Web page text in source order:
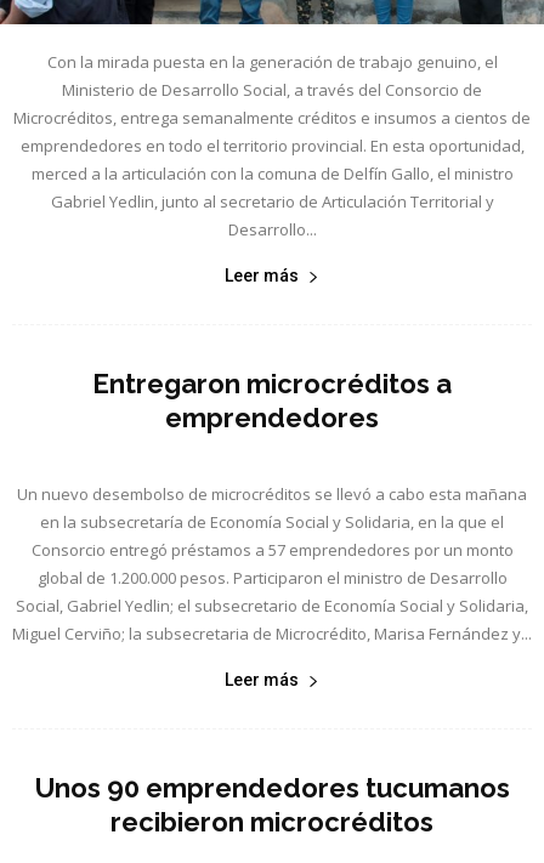
Con la mirada puesta en la generación de trabajo genuino, el
Ministerio de Desarrollo Social, a través del Consorcio de
Microcréditos, entrega semanalmente créditos e insumos a cientos de
emprendedores en todo el territorio provincial. En esta oportunidad,
merced a la articulación con la comuna de Delfín Gallo, el ministro
Gabriel Yedlin, junto al secretario de Articulación Territorial y
Desarrollo...
Leer más
Entregaron microcréditos a
emprendedores
Un nuevo desembolso de microcréditos se llevó a cabo esta mañana
en la subsecretaría de Economía Social y Solidaria, en la que el
Consorcio entregó préstamos a 57 emprendedores por un monto
global de 1.200.000 pesos. Participaron el ministro de Desarrollo
Social, Gabriel Yedlin; el subsecretario de Economía Social y Solidaria,
Miguel Cerviño; la subsecretaria de Microcrédito, Marisa Fernández y...
Leer más
Unos 90 emprendedores tucumanos
recibieron microcréditos